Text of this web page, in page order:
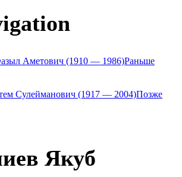
Аметович (1910 — 1986)Раньше
Сулейманович (1917 — 2004)Позже
Якуб